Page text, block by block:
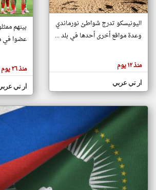
تغيير
اخبار جزر القمر
أهم اخبار جزر
هنا عن
وجهة
كاتبيها.
اليونيسكو تدرج شواطئ نورماندي
وعدة مواقع أخرى أحدها في بلد ...
منذ ١٢ يوم
ار تي عربي
عضوا في
منذ ٢٦ يوم
ار تي